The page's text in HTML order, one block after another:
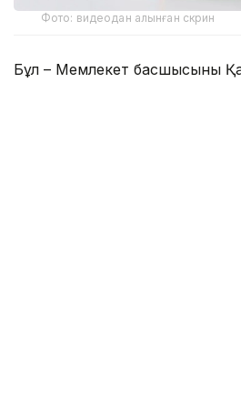
Фото: видеодан алынған скрин
Бұл – Мемлекет басшысының